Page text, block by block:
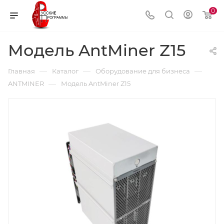
0
Модель AntMiner Z15
Главная — Каталог — Оборудование для бизнеса —
ANTMINER — Модель AntMiner Z15